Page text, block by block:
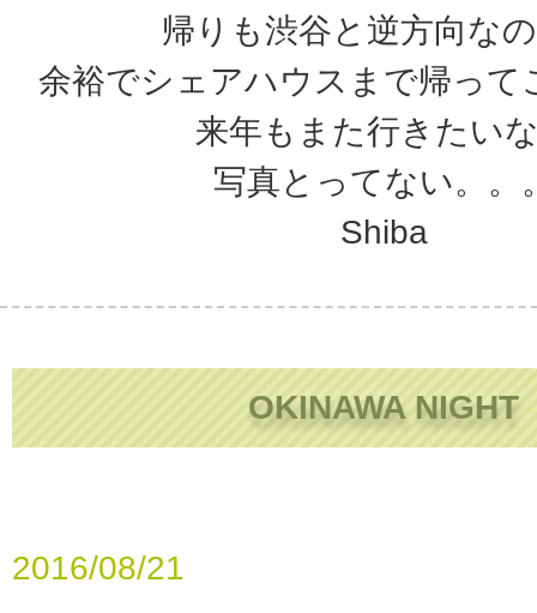
帰りも渋谷と逆方向な
余裕でシェアハウスまで帰って
来年もまた行きたい
写真とってない。。
Shiba
OKINAWA NIGHT
2016/08/21